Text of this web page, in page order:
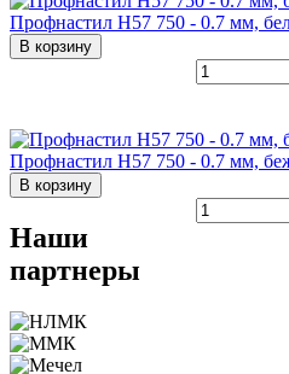
Профнастил Н57 750 - 0.7 мм,
В корзину
Профнастил Н57 750 - 0.7 мм,
В корзину
Наши
партнеры